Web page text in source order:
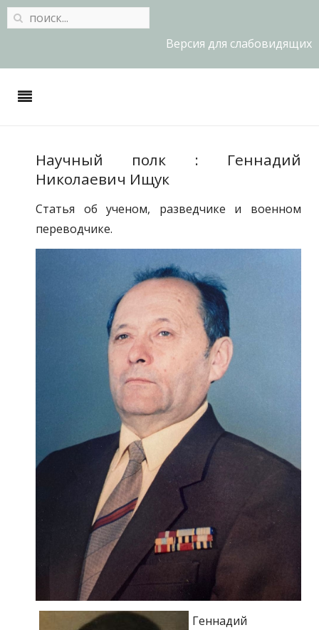
Версия для слабовидящих
Научный полк : Геннадий
Николаевич Ищук
Статья об ученом, разведчике и военном
переводчике.
Геннадий